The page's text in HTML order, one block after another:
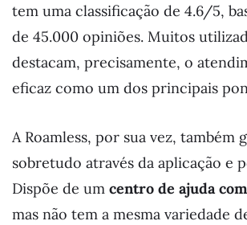
tem uma classificação de 4.6/5,
de 45.000 opiniões. Muitos
destacam, precisamente, o
eficaz como um dos principais
A Roamless, por sua vez, também
sobretudo através da aplicação e
Dispõe de um centro de ajuda
mas não tem a mesma variedade